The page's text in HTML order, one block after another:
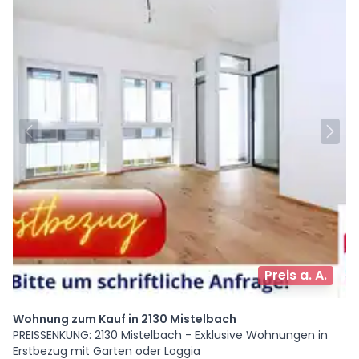
Preis a. A.
Wohnung zum Kauf in 2130 Mistelbach
PREISSENKUNG: 2130 Mistelbach - Exklusive Wohnungen in
Erstbezug mit Garten oder Loggia